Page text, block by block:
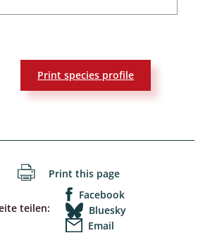
Print species profile
Print this page
teilen:
Facebook
Bluesky
Email